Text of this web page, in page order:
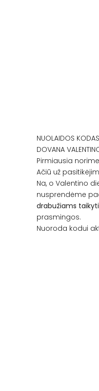
NUOLAIDOS
DOVANA
Pirmiausia
Ačiū už
Na, o Valentino
nusprendėme
drabužiams
prasmingos.
Nuoroda kodui